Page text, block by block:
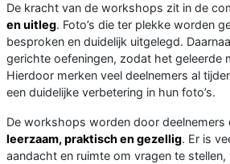
De kracht van de workshops zit in de
en uitleg. Foto’s die ter plekke worden
besproken en duidelijk uitgelegd.
gerichte oefeningen, zodat het geleerde
Hierdoor merken veel deelnemers al
een duidelijke verbetering in hun foto’s.
De workshops worden door deelnemers
leerzaam, praktisch en gezellig. Er is
aandacht en ruimte om vragen te